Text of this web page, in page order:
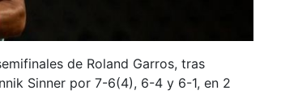
de Roland Garros, tras
Sinner por 7-6(4), 6-4 y 6-1, en 2